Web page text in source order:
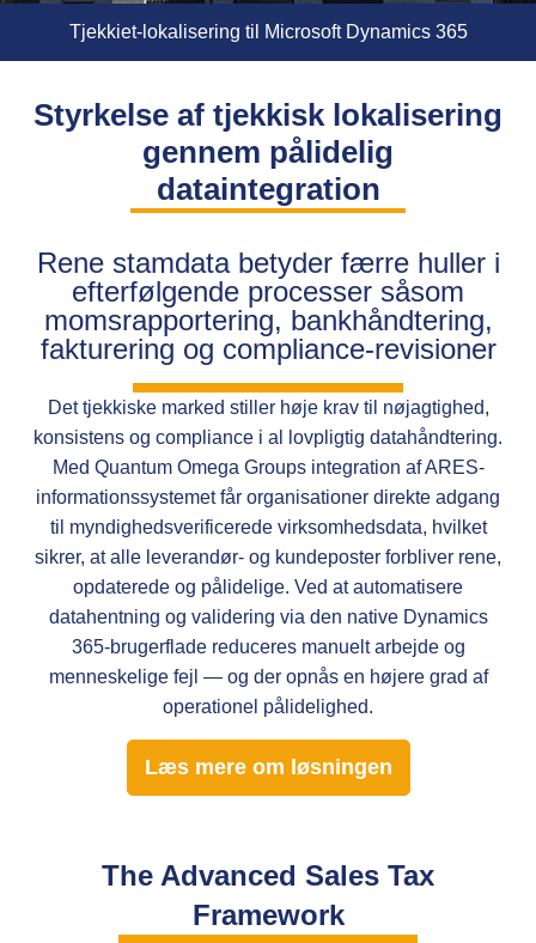
Tjekkiet-lokalisering til Microsoft Dynamics 365
Styrkelse af tjekkisk lokalisering
gennem pålidelig
dataintegration
Rene stamdata betyder færre huller i
efterfølgende processer såsom
momsrapportering, bankhåndtering,
fakturering og compliance-revisioner
Det tjekkiske marked stiller høje krav til nøjagtighed,
konsistens og compliance i al lovpligtig datahåndtering.
Med Quantum Omega Groups integration af ARES-
informationssystemet får organisationer direkte adgang
til myndighedsverificerede virksomhedsdata, hvilket
sikrer, at alle leverandør- og kundeposter forbliver rene,
opdaterede og pålidelige. Ved at automatisere
datahentning og validering via den native Dynamics
365-brugerflade reduceres manuelt arbejde og
menneskelige fejl — og der opnås en højere grad af
operationel pålidelighed.
Læs mere om løsningen
The Advanced Sales Tax
Framework